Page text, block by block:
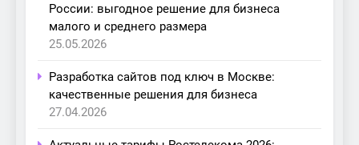
России: выгодное решение для бизнеса
малого и среднего размера
25.05.2026
Разработка сайтов под ключ в Москве:
качественные решения для бизнеса
27.04.2026